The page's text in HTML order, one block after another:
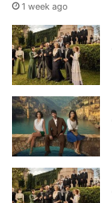
1 week ago